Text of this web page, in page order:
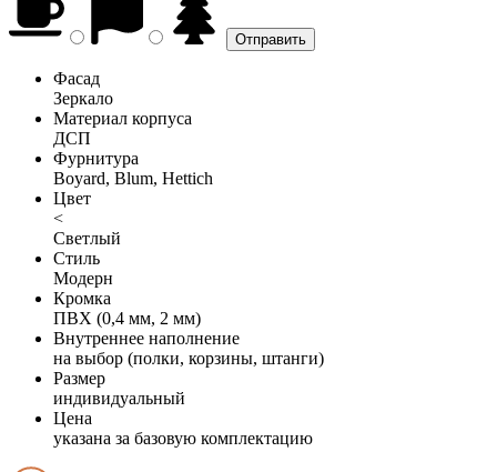
Фасад
Зеркало
Материал корпуса
ДСП
Фурнитура
Boyard, Blum, Hettich
Цвет
<
Светлый
Стиль
Модерн
Кромка
ПВХ (0,4 мм, 2 мм)
Внутреннее наполнение
на выбор (полки, корзины, штанги)
Размер
индивидуальный
Цена
указана за базовую комплектацию